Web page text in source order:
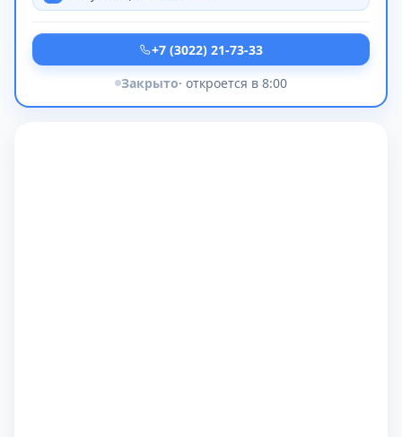
+7 (3022) 21-73-33
Закрыто· откроется в 8:00